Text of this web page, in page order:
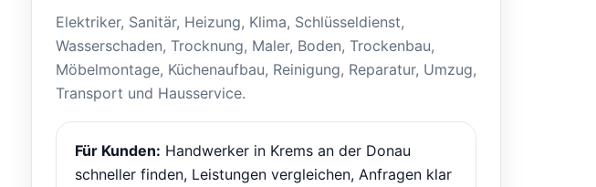
Elektriker, Sanitär, Heizung, Klima, Schlüsseldienst,
Wasserschaden, Trocknung, Maler, Boden, Trockenbau,
Möbelmontage, Küchenaufbau, Reinigung, Reparatur, Umzug,
Transport und Hausservice.
Für Kunden: Handwerker in Krems an der Donau
schneller finden, Leistungen vergleichen, Anfragen klar